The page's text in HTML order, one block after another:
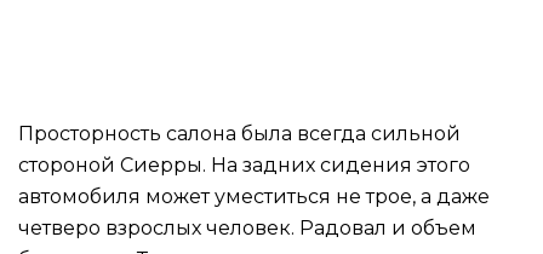
Просторность салона была всегда сильной
стороной Сиерры. На задних сидения этого
автомобиля может уместиться не трое, а даже
четверо взрослых человек. Радовал и объем